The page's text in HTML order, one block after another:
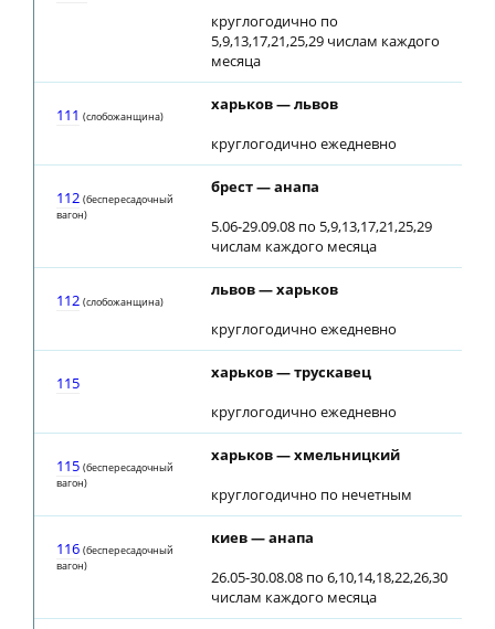
круглогодично по
5,9,13,17,21,25,29 числам каждого
месяца
111 (слобожанщина)
харьков — львов
круглогодично ежедневно
112 (беспересадочный
вагон)
брест — анапа
5.06-29.09.08 по 5,9,13,17,21,25,29
числам каждого месяца
112 (слобожанщина)
львов — харьков
круглогодично ежедневно
115
харьков — трускавец
круглогодично ежедневно
115 (беспересадочный
вагон)
харьков — хмельницкий
круглогодично по нечетным
116 (беспересадочный
вагон)
киев — анапа
26.05-30.08.08 по 6,10,14,18,22,26,30
числам каждого месяца